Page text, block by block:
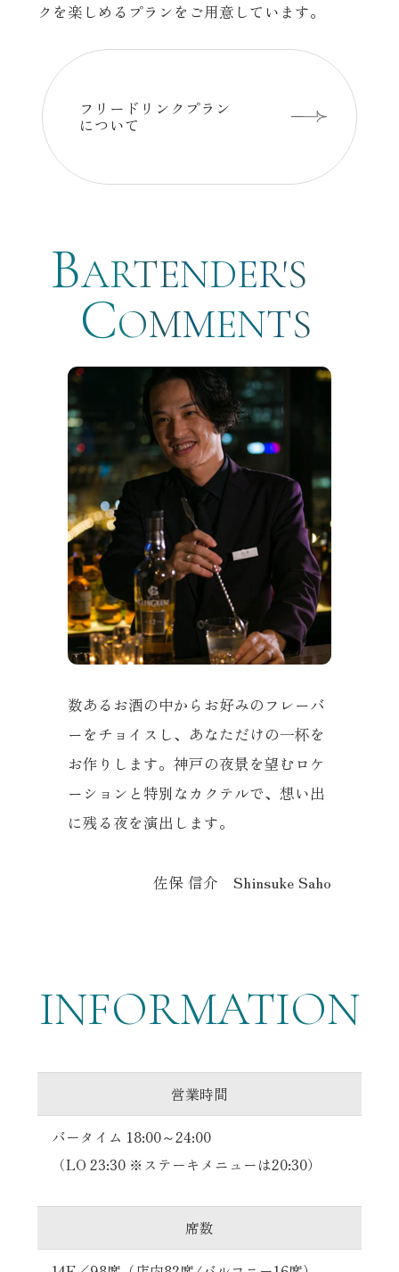
クを楽しめるプランをご用意しています。
フリードリンクプラン
について
の詳細はこちら
BARTENDER'S
COMMENTS
シェフのコメント
数あるお酒の中からお好みのフレーバ
ーをチョイスし、あなただけの一杯を
お作りします。 神戸の夜景を望むロケ
ーションと特別なカクテルで、想い出
に残る夜を演出します。
佐保 信介 Shinsuke Saho
INFORMATION
営業時間
バータイム 18:00～24:00
（LO 23:30 ※ステーキメニューは20:30）
席数